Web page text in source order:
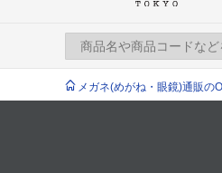
メガネ(めがね・眼鏡)通販の